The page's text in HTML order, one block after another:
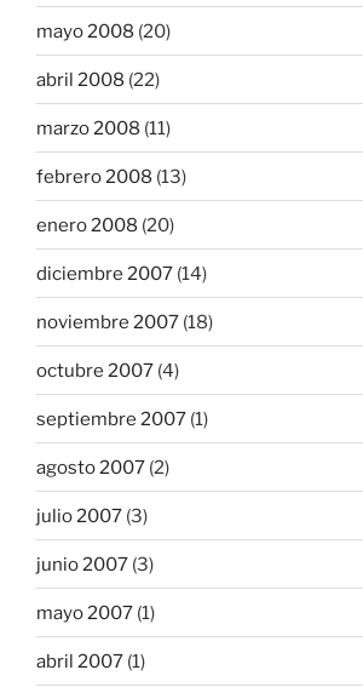
mayo 2008 (20)
abril 2008 (22)
marzo 2008 (11)
febrero 2008 (13)
enero 2008 (20)
diciembre 2007 (14)
noviembre 2007 (18)
octubre 2007 (4)
septiembre 2007 (1)
agosto 2007 (2)
julio 2007 (3)
junio 2007 (3)
mayo 2007 (1)
abril 2007 (1)